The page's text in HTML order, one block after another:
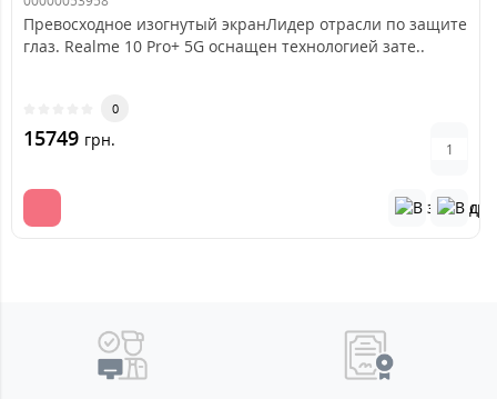
Превосходное изогнутый экранЛидер отрасли по защите
глаз. Realme 10 Pro+ 5G оснащен технологией зате..
0
15749 грн.